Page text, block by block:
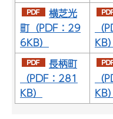
横芝光
町（PDF：29
6KB）
（
KB）
長柄町
（PDF：281
KB）
（
KB）